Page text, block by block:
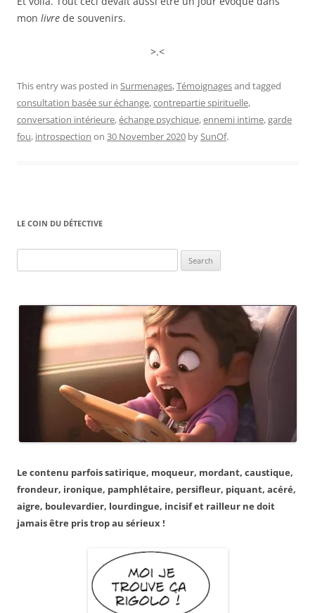
mon livre de souvenirs.
>.<
This entry was posted in Surmenages,Témoignagesand tagged
consultation basée sur échange,contrepartie spirituelle,
conversation intérieure,échange psychique,ennemi intime,garde
fou, introspection on 30 November 2020 bySunOf.
LE COIN DU DÉTECTIVE
for:
Le contenu parfois satirique, moqueur, mordant, caustique,
frondeur, ironique, pamphlétaire, persifleur, piquant, acéré,
aigre, boulevardier, lourdingue, incisif et railleur ne doit
jamais être pris trop au sérieux !